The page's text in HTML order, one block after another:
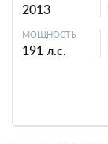
2013
МОЩНОСТЬ
191 л.с.